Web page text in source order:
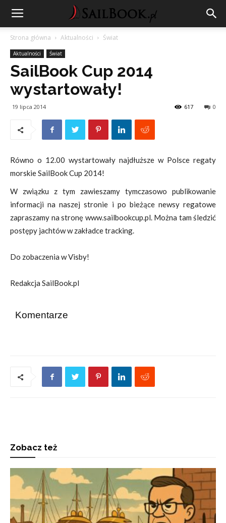
Strona główna Aktualności Świat
Aktualności Świat
SailBook Cup 2014
wystartowały!
19 lipca 2014 0
617
Równo o 12.00 wystartowały najdłuższe w Polsce regaty
morskie SailBook Cup 2014!
W związku z tym zawieszamy tymczasowo publikowanie
informacji na naszej stronie i po bieżące newsy regatowe
zapraszamy na stronę www.sailbookcup.pl. Można tam śledzić
postępy jachtów w zakładce tracking.
Do zobaczenia w Visby!
Redakcja SailBook.pl
Komentarze
Zobacz też